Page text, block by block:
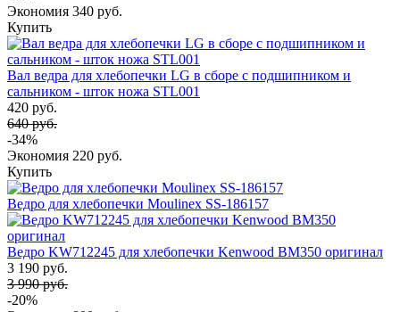
Экономия 340 руб.
Купить
Вал ведра для хлебопечки LG в сборе с подшипником и
сальником - шток ножа STL001
420 руб.
640 руб.
-34%
Экономия 220 руб.
Купить
Ведро для хлебопечки Moulinex SS-186157
Ведро KW712245 для хлебопечки Kenwood BM350 оригинал
3 190 руб.
3 990 руб.
-20%